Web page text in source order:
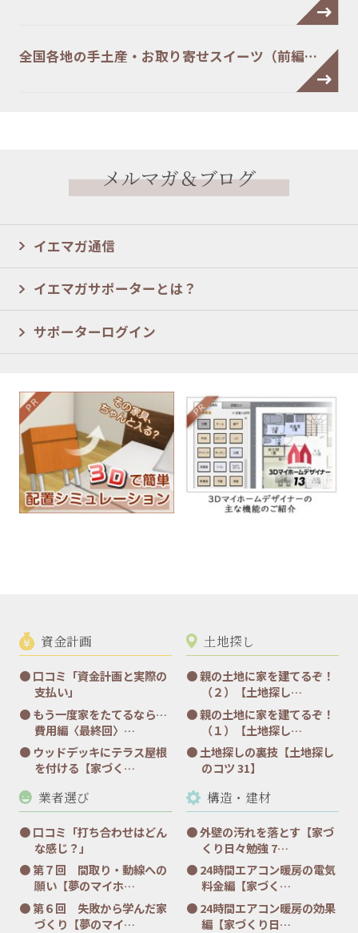
全国各地の手土産・お取り寄せスイーツ（前編…
メルマガ＆ブログ
イエマガ通信
イエマガサポーターとは？
サポーターログイン
資金計画
口コミ「資金計画と実際の
支払い」
もう一度家をたてるなら…
費用編〈最終回〉…
ウッドデッキにテラス屋根
を付ける【家づく…
土地探し
親の土地に家を建てるぞ！
（２）【土地探し…
親の土地に家を建てるぞ！
（１）【土地探し…
土地探しの裏技【土地探し
のコツ 31】
業者選び
口コミ「打ち合わせはどん
な感じ？」
第７回 間取り・動線への
願い【夢のマイホ…
第６回 失敗から学んだ家
づくり【夢のマイ…
構造・建材
外壁の汚れを落とす【家づ
くり日々勉強 7…
24時間エアコン暖房の電気
料金編【家づく…
24時間エアコン暖房の効果
編【家づくり日…